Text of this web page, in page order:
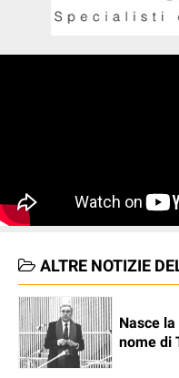
ALTRE NOTIZIE
Nasce
nome di